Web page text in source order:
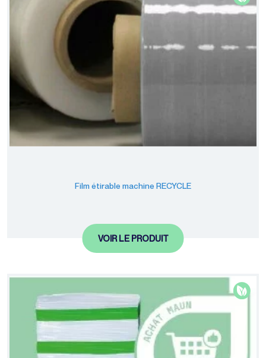
Film étirable machine RECYCLE
VOIR LE PRODUIT